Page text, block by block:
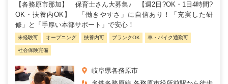
【各務原市那加】 保育士さん大募集♪ 【週2日?OK・1日4時間?
OK・扶養内OK】 「働きやすさ」に自信あり！「充実した研
修」と「手厚い本部サポート」で安心！
未経験可 オープニング 扶養内可 ブランクOK 車・バイク通勤可
社会保険完備
岐阜県各務原市